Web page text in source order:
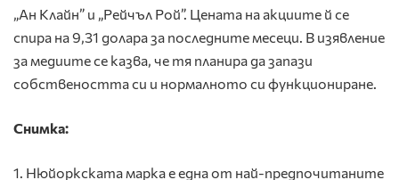
„Ан Клайн” и „Рейчъл Рой”. Цената на акциите й се
спира на 9,31 долара за последните месеци. В изявление
за медиите се казва, че тя планира да запази
собствеността си и нормалното си функциониране.
Снимкa:
1. Нюйоркската марка е една от най-предпочитаните